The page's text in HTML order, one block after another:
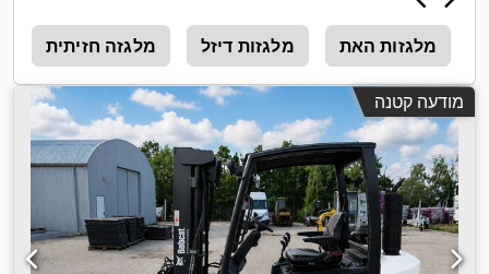
מלגזה חזיתית מלגזות דיזל מלגזות האת
מודעה קטנה